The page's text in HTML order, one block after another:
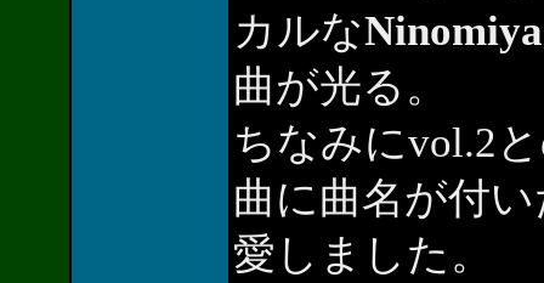
カルな
曲が光る。
ちなみにvol.2
曲に曲名が付
愛しました。